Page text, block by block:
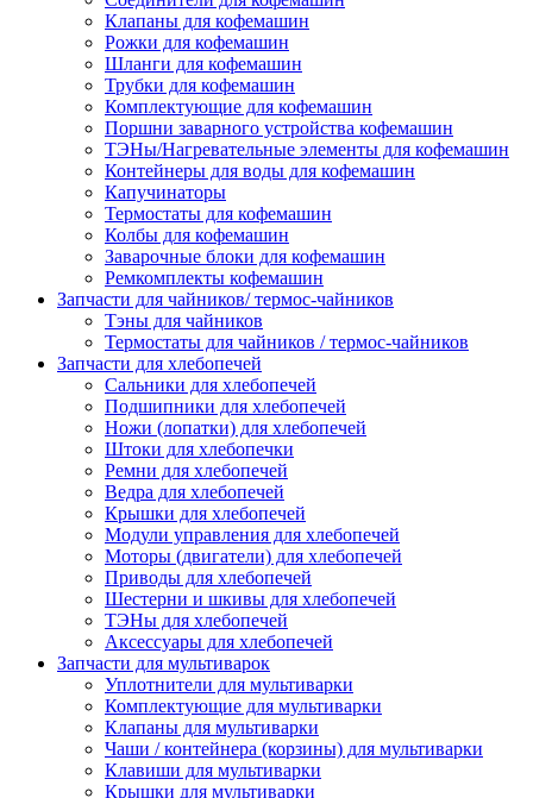
Клапаны для кофемашин
Рожки для кофемашин
Шланги для кофемашин
Трубки для кофемашин
Комплектующие для кофемашин
Поршни заварного устройства кофемашин
ТЭНы/Нагревательные элементы для кофемашин
Контейнеры для воды для кофемашин
Капучинаторы
Термостаты для кофемашин
Колбы для кофемашин
Заварочные блоки для кофемашин
Ремкомплекты кофемашин
Запчасти для чайников/ термос-чайников
Тэны для чайников
Термостаты для чайников / термос-чайников
Запчасти для хлебопечей
Сальники для хлебопечей
Подшипники для хлебопечей
Ножи (лопатки) для хлебопечей
Штоки для хлебопечки
Ремни для хлебопечей
Ведра для хлебопечей
Крышки для хлебопечей
Модули управления для хлебопечей
Моторы (двигатели) для хлебопечей
Приводы для хлебопечей
Шестерни и шкивы для хлебопечей
ТЭНы для хлебопечей
Аксессуары для хлебопечей
Запчасти для мультиварок
Уплотнители для мультиварки
Комплектующие для мультиварки
Клапаны для мультиварки
Чаши / контейнера (корзины) для мультиварки
Клавиши для мультиварки
Крышки для мультиварки